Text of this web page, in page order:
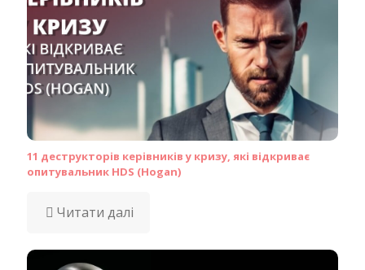
11 деструкторів керівників у кризу, які відкриває
опитувальник HDS (Hogan)
Читати далі